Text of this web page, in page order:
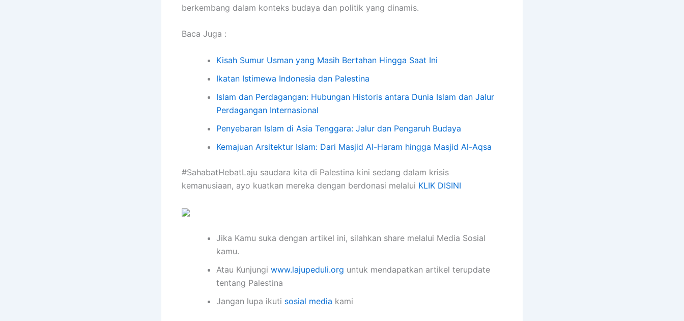
berkembang dalam konteks budaya dan politik yang dinamis.
Baca Juga :
Kisah Sumur Usman yang Masih Bertahan Hingga Saat Ini
Ikatan Istimewa Indonesia dan Palestina
Islam dan Perdagangan: Hubungan Historis antara Dunia Islam dan Jalur
Perdagangan Internasional
Penyebaran Islam di Asia Tenggara: Jalur dan Pengaruh Budaya
Kemajuan Arsitektur Islam: Dari Masjid Al-Haram hingga Masjid Al-Aqsa
#SahabatHebatLaju saudara kita di Palestina kini sedang dalam krisis
kemanusiaan, ayo kuatkan mereka dengan berdonasi melalui KLIK DISINI
Jika Kamu suka dengan artikel ini, silahkan share melalui Media Sosial
kamu.
Atau Kunjungi www.lajupeduli.org untuk mendapatkan artikel terupdate
tentang Palestina
Jangan lupa ikuti sosial media kami